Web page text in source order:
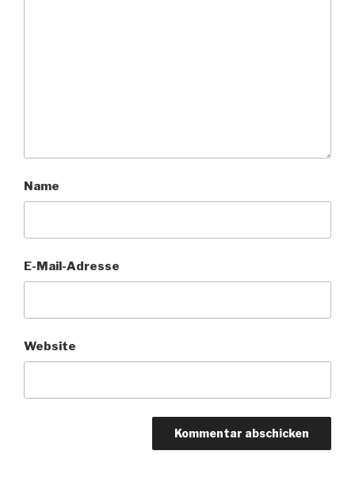
Name
E-Mail-Adresse
Website